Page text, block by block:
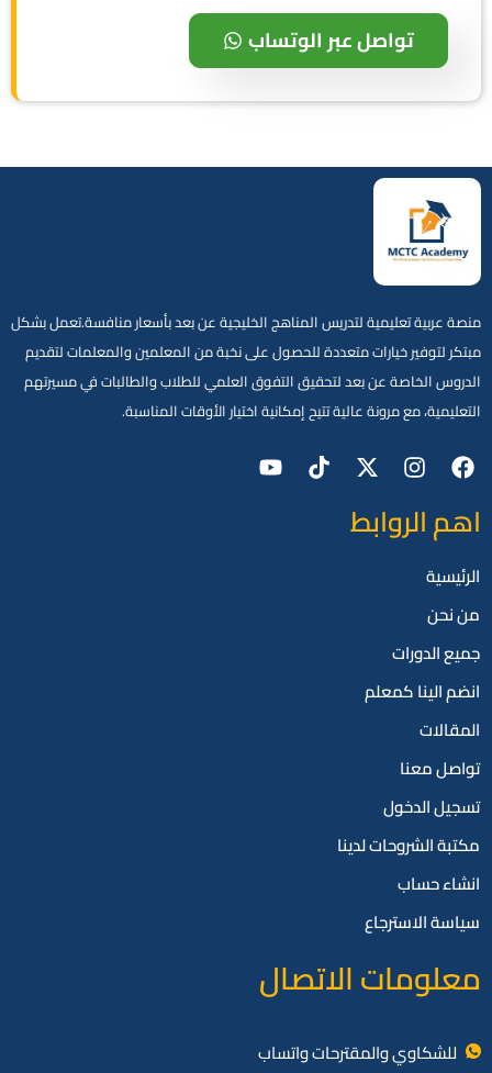
تواصل عبر الوتساب
منصة عربية تعليمية لتدريس المناهج الخليجية عن بعد بأسعار منافسة.تعمل بشكل
مبتكر لتوفير خيارات متعددة للحصول على نخبة من المعلمين والمعلمات لتقديم
الدروس الخاصة عن بعد لتحقيق التفوق العلمي للطلاب والطالبات في مسيرتهم
التعليمية، مع مرونة عالية تتيح إمكانية اختيار الأوقات المناسبة.
اهم الروابط
الرئيسية
من نحن
جميع الدورات
انضم الينا كمعلم
المقالات
تواصل معنا
تسجيل الدخول
مكتبة الشروحات لدينا
انشاء حساب
سياسة الاسترجاع
معلومات الاتصال
للشكاوي والمقترحات واتساب